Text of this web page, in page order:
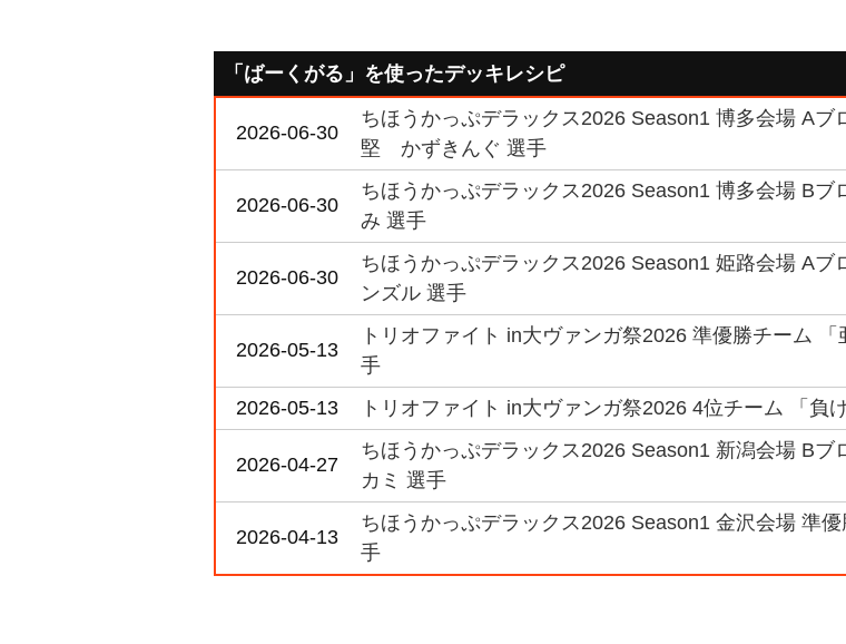
「ばーくがる」を使ったデッキレシピ
2026-06-30
ちほうかっぷデラックス2026 Season1 博多会場 A
堅 かずきんぐ 選手
2026-06-30
ちほうかっぷデラックス2026 Season1 博多会場 B
み 選手
2026-06-30
ちほうかっぷデラックス2026 Season1 姫路会場 A
ンズル 選手
2026-05-13
トリオファイト in大ヴァンガ祭2026 準優勝チーム
手
2026-05-13
トリオファイト in大ヴァンガ祭2026 4位チーム 「
2026-04-27
ちほうかっぷデラックス2026 Season1 新潟会場 B
カミ 選手
2026-04-13
ちほうかっぷデラックス2026 Season1 金沢会場 準
手